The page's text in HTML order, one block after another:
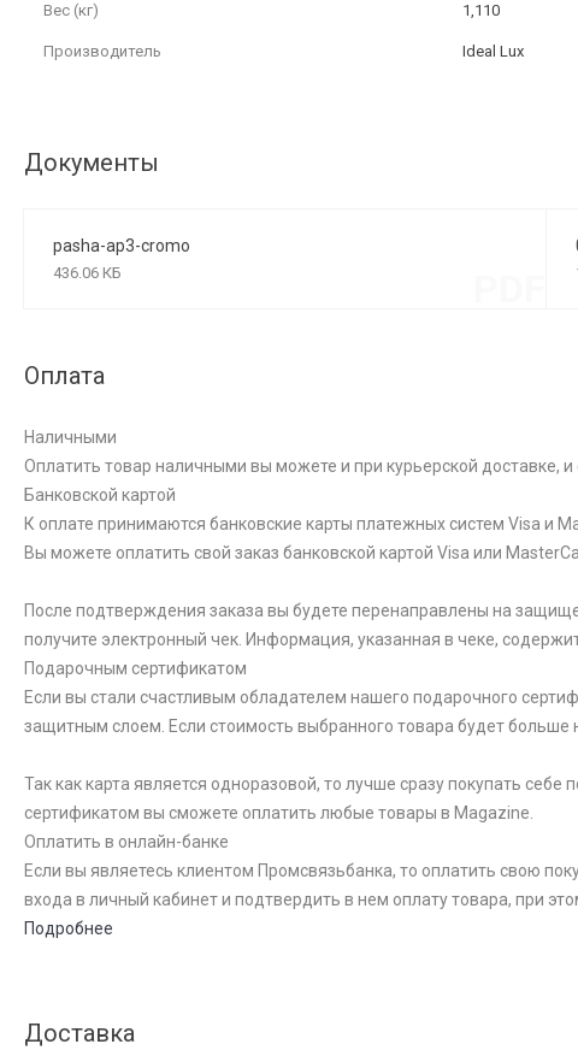
Вес (кг) 1,110
Производитель Ideal Lux
Документы
pasha-ap3-cromo
436.06 КБ
Оплата
Наличными
Оплатить товар наличными вы можете и при курьерской доставке,
Банковской картой
К оплате принимаются банковские карты платежных систем Visa и
Вы можете оплатить свой заказ банковской картой Visa или
После подтверждения заказа вы будете перенаправлены на
получите электронный чек. Информация, указанная в чеке,
Подарочным сертификатом
Если вы стали счастливым обладателем нашего подарочного
защитным слоем. Если стоимость выбранного товара будет
Так как карта является одноразовой, то лучше сразу покупать
сертификатом вы сможете оплатить любые товары в Magazine.
Оплатить в онлайн-банке
Если вы являетесь клиентом Промсвязьбанка, то оплатить свою
входа в личный кабинет и подтвердить в нем оплату товара, при
Подробнее
Доставка